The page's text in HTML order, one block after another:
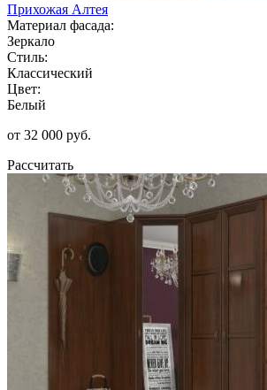
Прихожая Алтея
Материал фасада:
Зеркало
Стиль:
Классический
Цвет:
Белый
от 32 000 руб.
Рассчитать